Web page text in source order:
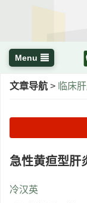
Menu
文章导航 > 临床
急性黄疸型肝
冷汉英